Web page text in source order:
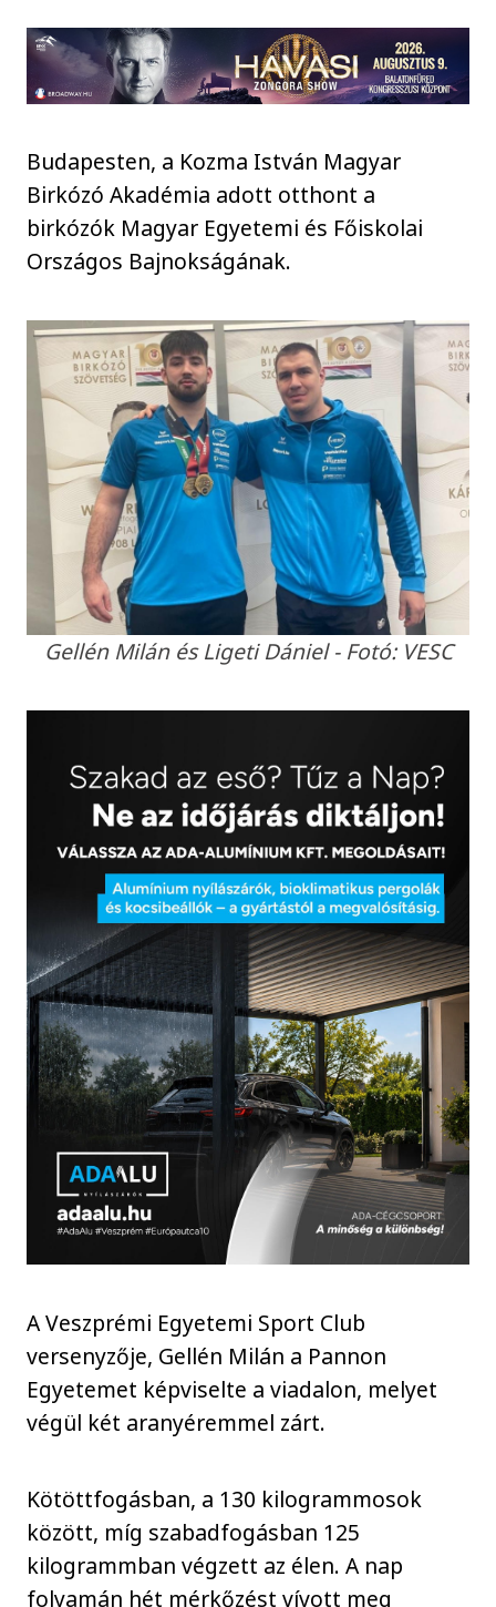
Budapesten, a Kozma István Magyar
Birkózó Akadémia adott otthont a
birkózók Magyar Egyetemi és Főiskolai
Országos Bajnokságának.
Gellén Milán és Ligeti Dániel - Fotó: VESC
A Veszprémi Egyetemi Sport Club
versenyzője, Gellén Milán a Pannon
Egyetemet képviselte a viadalon, melyet
végül két aranyéremmel zárt.
Kötöttfogásban, a 130 kilogrammosok
között, míg szabadfogásban 125
kilogrammban végzett az élen. A nap
folyamán hét mérkőzést vívott meg